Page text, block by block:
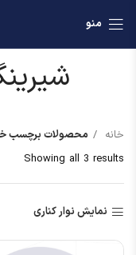
منو
خانه
محصولات برچسب
Showing all 3 results
نمایش نوار کناری